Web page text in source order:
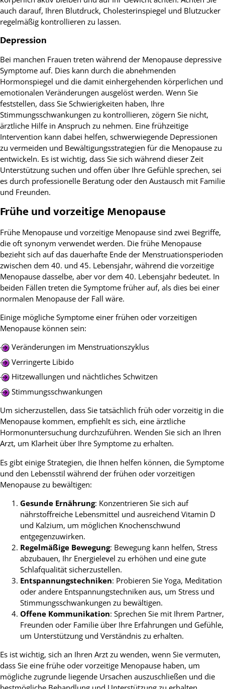
auch darauf, Ihren Blutdruck, Cholesterinspiegel und Blutzucker
regelmäßig kontrollieren zu lassen.
Depression
Bei manchen Frauen treten während der Menopause depressive
Symptome auf. Dies kann durch die abnehmenden
Hormonspiegel und die damit einhergehenden körperlichen und
emotionalen Veränderungen ausgelöst werden. Wenn Sie
feststellen, dass Sie Schwierigkeiten haben, Ihre
Stimmungsschwankungen zu kontrollieren, zögern Sie nicht,
ärztliche Hilfe in Anspruch zu nehmen. Eine frühzeitige
Intervention kann dabei helfen, schwerwiegende Depressionen
zu vermeiden und Bewältigungsstrategien für die Menopause zu
entwickeln. Es ist wichtig, dass Sie sich während dieser Zeit
Unterstützung suchen und offen über Ihre Gefühle sprechen, sei
es durch professionelle Beratung oder den Austausch mit Familie
und Freunden.
Frühe und vorzeitige Menopause
Frühe Menopause und vorzeitige Menopause sind zwei Begriffe,
die oft synonym verwendet werden. Die frühe Menopause
bezieht sich auf das dauerhafte Ende der Menstruationsperioden
zwischen dem 40. und 45. Lebensjahr, während die vorzeitige
Menopause dasselbe, aber vor dem 40. Lebensjahr bedeutet. In
beiden Fällen treten die Symptome früher auf, als dies bei einer
normalen Menopause der Fall wäre.
Einige mögliche Symptome einer frühen oder vorzeitigen
Menopause können sein:
Veränderungen im Menstruationszyklus
Verringerte Libido
Hitzewallungen und nächtliches Schwitzen
Stimmungsschwankungen
Um sicherzustellen, dass Sie tatsächlich früh oder vorzeitig in die
Menopause kommen, empfiehlt es sich, eine ärztliche
Hormonuntersuchung durchzuführen. Wenden Sie sich an Ihren
Arzt, um Klarheit über Ihre Symptome zu erhalten.
Es gibt einige Strategien, die Ihnen helfen können, die Symptome
und den Lebensstil während der frühen oder vorzeitigen
Menopause zu bewältigen:
Gesunde Ernährung: Konzentrieren Sie sich auf
nährstoffreiche Lebensmittel und ausreichend Vitamin D
und Kalzium, um möglichen Knochenschwund
entgegenzuwirken.
Regelmäßige Bewegung: Bewegung kann helfen, Stress
abzubauen, Ihr Energielevel zu erhöhen und eine gute
Schlafqualität sicherzustellen.
Entspannungstechniken: Probieren Sie Yoga, Meditation
oder andere Entspannungstechniken aus, um Stress und
Stimmungsschwankungen zu bewältigen.
Offene Kommunikation: Sprechen Sie mit Ihrem Partner,
Freunden oder Familie über Ihre Erfahrungen und Gefühle,
um Unterstützung und Verständnis zu erhalten.
Es ist wichtig, sich an Ihren Arzt zu wenden, wenn Sie vermuten,
dass Sie eine frühe oder vorzeitige Menopause haben, um
mögliche zugrunde liegende Ursachen auszuschließen und die